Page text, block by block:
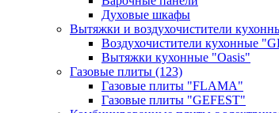
Духовые шкафы
Вытяжки и воздухочистители
Воздухочистители кухонные
Вытяжки кухонные "Oasis"
Газовые плиты (123)
Газовые плиты "FLAMA"
Газовые плиты "GEFEST"